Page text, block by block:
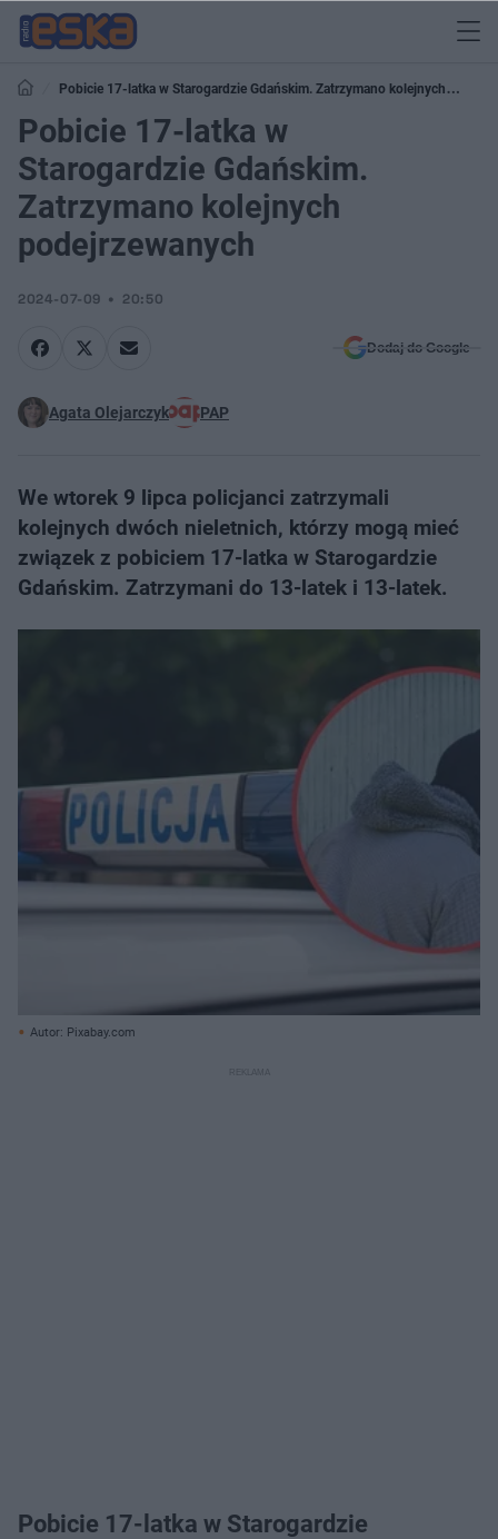
Pobicie 17-latka w Starogardzie Gdańskim. Zatrzymano kolejnych
podejrzewanych
Pobicie 17-latka w
Starogardzie Gdańskim.
Zatrzymano kolejnych
podejrzewanych
2024-07-09 20:50
Dodaj do Google
Agata Olejarczyk PAP
We wtorek 9 lipca policjanci zatrzymali
kolejnych dwóch nieletnich, którzy mogą mieć
związek z pobiciem 17-latka w Starogardzie
Gdańskim. Zatrzymani do 13-latek i 13-latek.
Autor: Pixabay.com
Pobicie 17-latka w Starogardzie